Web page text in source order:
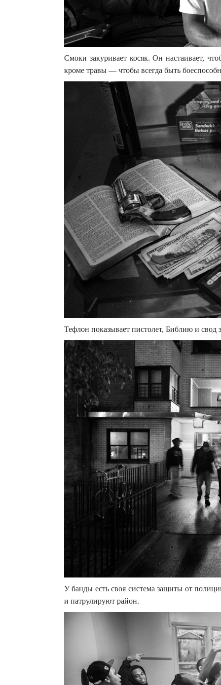
Смоки закуривает косяк. Он настаивает,
кроме травы — чтобы всегда быть
Тефлон показывает пистолет, Библию и
У банды есть своя система защиты от
и патрулируют район.